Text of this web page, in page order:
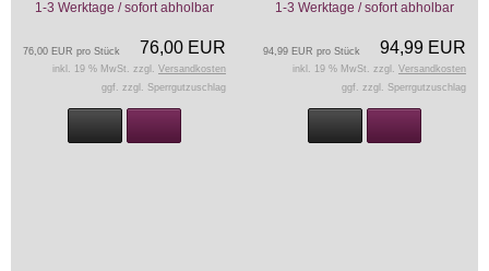
1-3 Werktage / sofort abholbar
76,00 EUR
76,00 EUR pro Stück
inkl. 19 % MwSt. zzgl. Versandkosten
ggf. zzgl. Sperrgutzuschlag
1-3 Werktage / sofort abholbar
94,99 EUR
94,99 EUR pro Stück
inkl. 19 % MwSt. zzgl. Versandkosten
ggf. zzgl. Sperrgutzuschlag